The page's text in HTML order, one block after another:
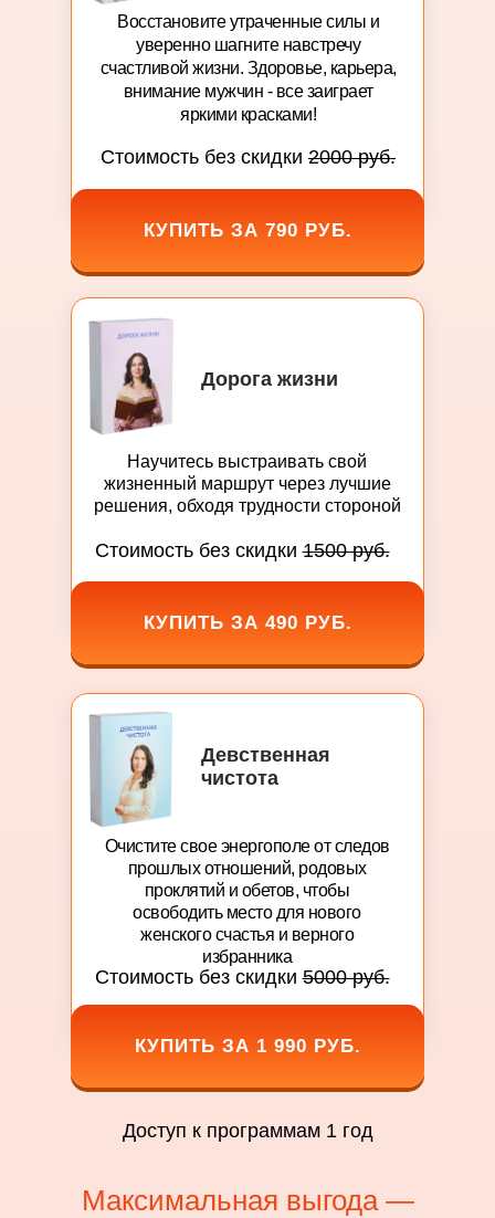
Девственная
чистота
Очистите свое энергополе от следов
прошлых отношений, родовых
проклятий и обетов, чтобы
освободить место для нового
женского счастья и верного
избранника
Стоимость без скидки5000 руб.
КУПИТЬ ЗА 1 990 РУБ.
Дорога жизни
Научитесь выстраивать свой
жизненный маршрут через лучшие
решения, обходя трудности стороной
Стоимость без скидки1500 руб.
КУПИТЬ ЗА 490 РУБ.
Восстановите утраченные силы и
уверенно шагните навстречу
счастливой жизни. Здоровье, карьера,
внимание мужчин - все заиграет
яркими красками!
Стоимость без скидки 2000 руб.
КУПИТЬ ЗА 790 РУБ.
Доступ к программам 1 год
Максимальная выгода —